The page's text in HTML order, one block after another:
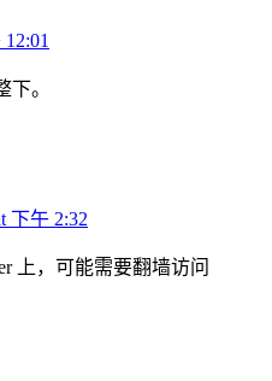
。
下午 2:32
上，可能需要翻墙访问